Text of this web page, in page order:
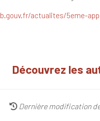
actualites/5eme-
Découvrez les
Dernière modification